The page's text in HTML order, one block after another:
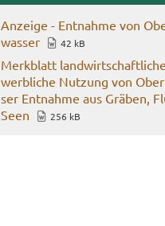
An­zei­ge - Ent­nah­me von
was­ser
42 kB
Merk­blatt
werb­li­che Nut­zung von
ser Ent­nah­me aus Grä­ben,
Seen
256 kB